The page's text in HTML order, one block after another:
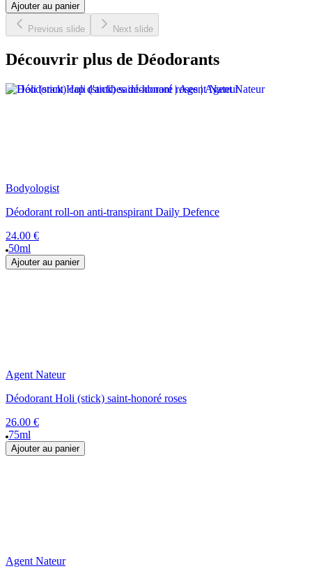
Ajouter au panier
Previous slide Next slide
Découvrir plus de Déodorants
Bodyologist
Déodorant roll-on anti-transpirant Daily Defence
24.00 €
50ml
Ajouter au panier
Agent Nateur
Déodorant Holi (stick) saint-honoré roses
26.00 €
75ml
Ajouter au panier
Agent Nateur